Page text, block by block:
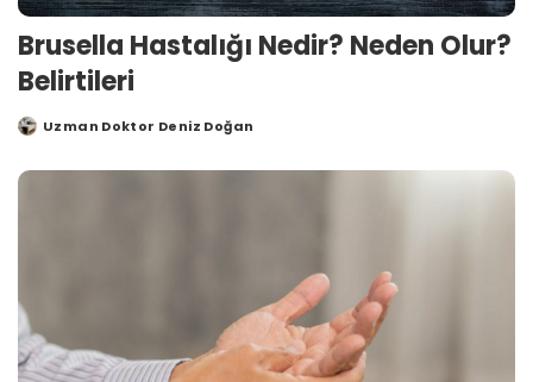
Brusella Hastalığı Nedir? Neden Olur?
Belirtileri
PostedUzman Doktor Deniz Doğan